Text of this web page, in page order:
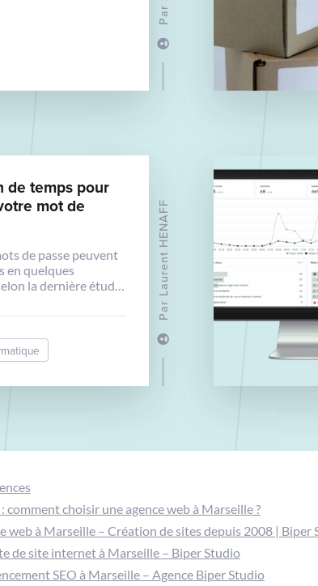
Par
Le logiciel est
Par
Laurent HENAFF
de temps pour
mot de
de passe peuvent
en quelques
la dernière étude
comment choisir une agence web à Marseille ?
web à Marseille – Création de sites depuis 2008 | Biper
de site internet à Marseille – Biper Studio
SEO à Marseille – Agence Biper Studio